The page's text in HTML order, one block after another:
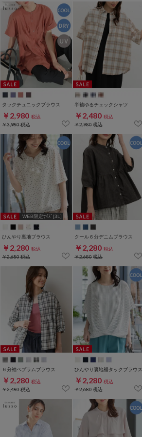
タックチュニックブラウス
￥2,980 税込
￥3,980税込
半袖ゆるチェックシャツ
￥2,480 税込
￥2,980税込
WEB限定ｻｲｽﾞ[3L]
ひんやり裏地ブラウス
￥2,280 税込
￥2,680税込
クール６分デニムブラウス
￥2,280 税込
￥2,680税込
６分袖ペプラムブラウス
￥2,280 税込
￥2,480税込
ひんやり裏地裾タックブラウス
￥2,280 税込
￥2,680税込